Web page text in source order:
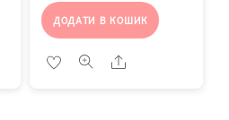
ДОДАТИ В КОШИК
Share